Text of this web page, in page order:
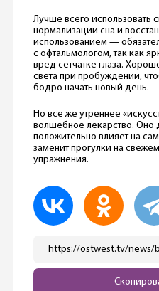
Лучше всего использовать
нормализации сна и
использованием —
с офтальмологом, так как
вред сетчатке глаза.
света при пробуждении,
бодро начать новый день.
Но все же утреннее
волшебное лекарство. Оно
положительно влияет на
заменит прогулки на
упражнения.
https://ostwest.tv/news/